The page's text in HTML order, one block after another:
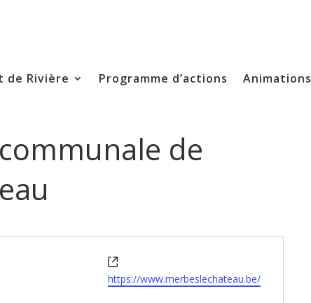
de Rivière Programme d’actions Animations
de
web
https://www.merbeslechateau.be/